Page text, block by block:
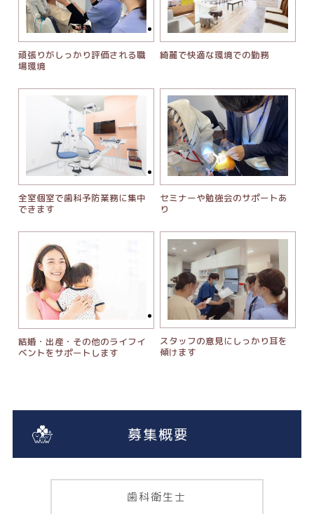
頑張りがしっかり評価される職
場環境
綺麗で快適な環境での勤務
全室個室で歯科予防業務に集中
できます
セミナーや勉強会のサポートあ
り
結婚・出産・その他のライフイ
ベントをサポートします
スタッフの意見にしっかり耳を
傾けます
募集概要
歯科衛生士